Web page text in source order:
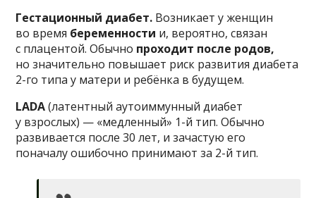
Гестационный диабет. Возникает у женщин
во время беременности и, вероятно, связан
с плацентой. Обычно проходит после родов,
но значительно повышает риск развития диабета
2-го типа у матери и ребёнка в будущем.
LADA(латентный аутоиммунный диабет
у взрослых) — «медленный» 1-й тип. Обычно
развивается после 30 лет, и зачастую его
поначалу ошибочно принимают за 2-й тип.